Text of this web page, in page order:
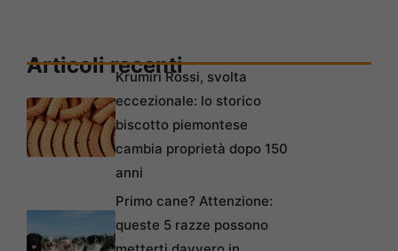
Articoli recentiKrumiri Rossi, svolta
eccezionale: lo storico
biscotto piemontese
cambia proprietà dopo 150
anni
Primo cane? Attenzione:
queste 5 razze possono